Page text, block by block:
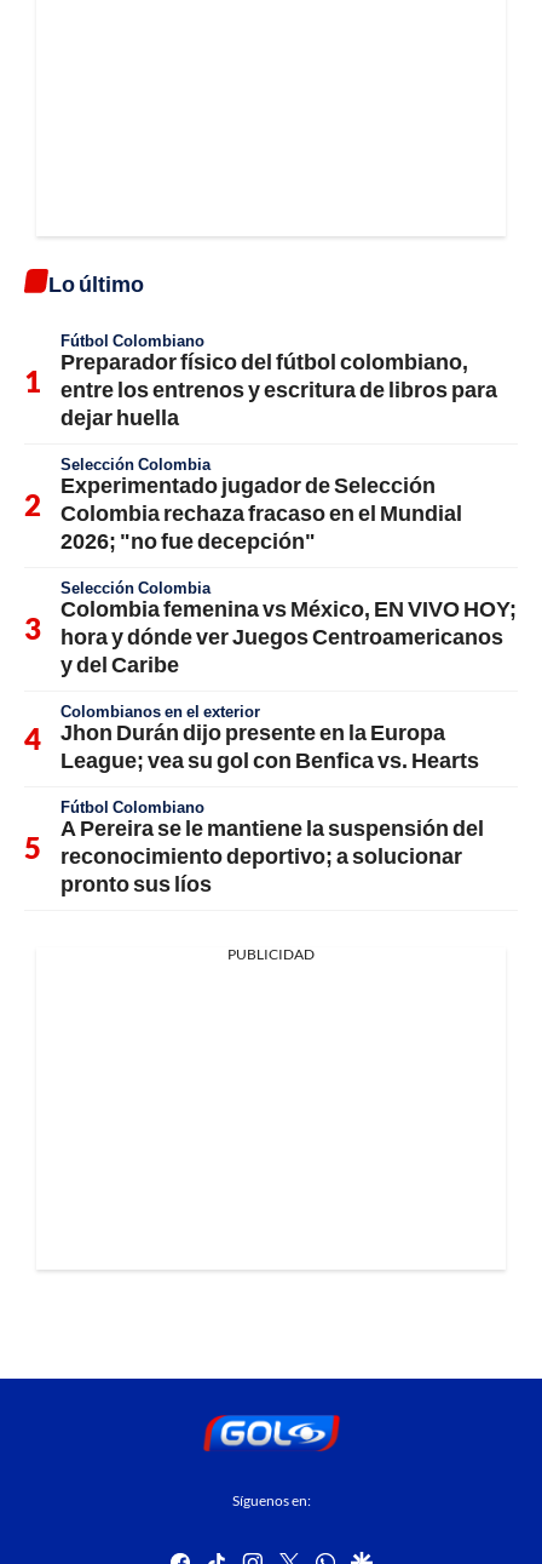
Lo último
Fútbol Colombiano
Preparador físico del fútbol colombiano,
entre los entrenos y escritura de libros para
dejar huella
Selección Colombia
Experimentado jugador de Selección
Colombia rechaza fracaso en el Mundial
2026; "no fue decepción"
Selección Colombia
Colombia femenina vs México, EN VIVO HOY;
hora y dónde ver Juegos Centroamericanos
y del Caribe
Colombianos en el exterior
Jhon Durán dijo presente en la Europa
League; vea su gol con Benfica vs. Hearts
Fútbol Colombiano
A Pereira se le mantiene la suspensión del
reconocimiento deportivo; a solucionar
pronto sus líos
PUBLICIDAD
Síguenos en:
facebook
tiktok instagram
twitterwhatsapp
google